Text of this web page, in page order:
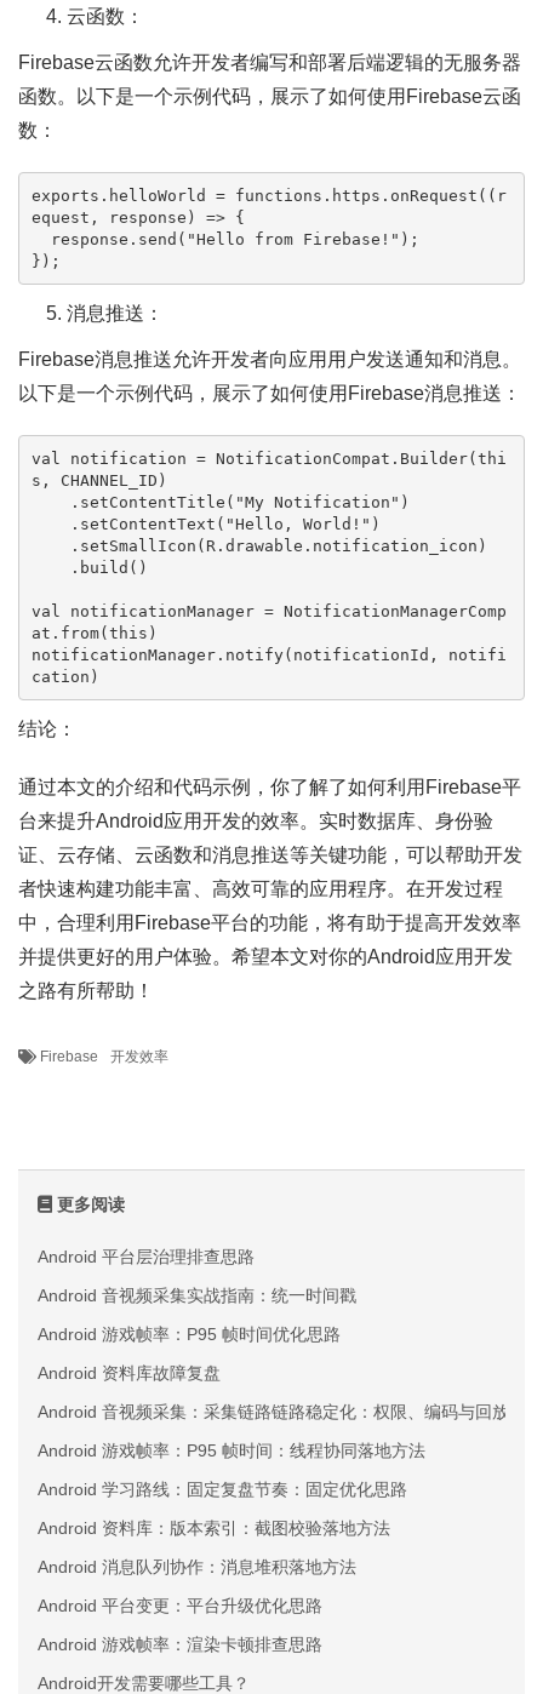
云函数：
Firebase云函数允许开发者编写和部署后端逻辑的无服务器
函数。以下是一个示例代码，展示了如何使用Firebase云函
数：
exports . helloWorld = functions. https . onRequest ( ( r
equest, response ) => {
  response.
send ( "Hello from Firebase!" );
消息推送：
Firebase消息推送允许开发者向应用用户发送通知和消息。
以下是一个示例代码，展示了如何使用Firebase消息推送：
val notification = NotificationCompat.Builder(thi
s , CHANNEL_ID)
    .setContentTitle(
"My Notification" )
    .setContentText(
"Hello, World!" )
val
notificationManager = NotificationManagerComp
at.from(this )
notificationManager.notify(notificationId, notifi
结论：
通过本文的介绍和代码示例，你了解了如何利用Firebase平
台来提升Android应用开发的效率。实时数据库、身份验
证、云存储、云函数和消息推送等关键功能，可以帮助开发
者快速构建功能丰富、高效可靠的应用程序。在开发过程
中，合理利用Firebase平台的功能，将有助于提高开发效率
并提供更好的用户体验。希望本文对你的Android应用开发
之路有所帮助！
Firebase 开发效率
更多阅读
Android 平台层治理排查思路
Android 音视频采集实战指南：统一时间戳
Android 游戏帧率：P95 帧时间优化思路
Android 资料库故障复盘
Android 音视频采集：采集链路链路稳定化：权限、编码与回放三
Android 游戏帧率：P95 帧时间：线程协同落地方法
Android 学习路线：固定复盘节奏：固定优化思路
Android 资料库：版本索引：截图校验落地方法
Android 消息队列协作：消息堆积落地方法
Android 平台变更：平台升级优化思路
Android 游戏帧率：渲染卡顿排查思路
Android开发需要哪些工具？